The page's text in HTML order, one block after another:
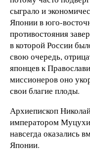
сыграло и
Японии в юго-
противостояния
в которой России
свою очередь,
японцев к
миссионеров оно
свои благие плоды.
Архиепископ
императором
навсегда оказались
Японии.